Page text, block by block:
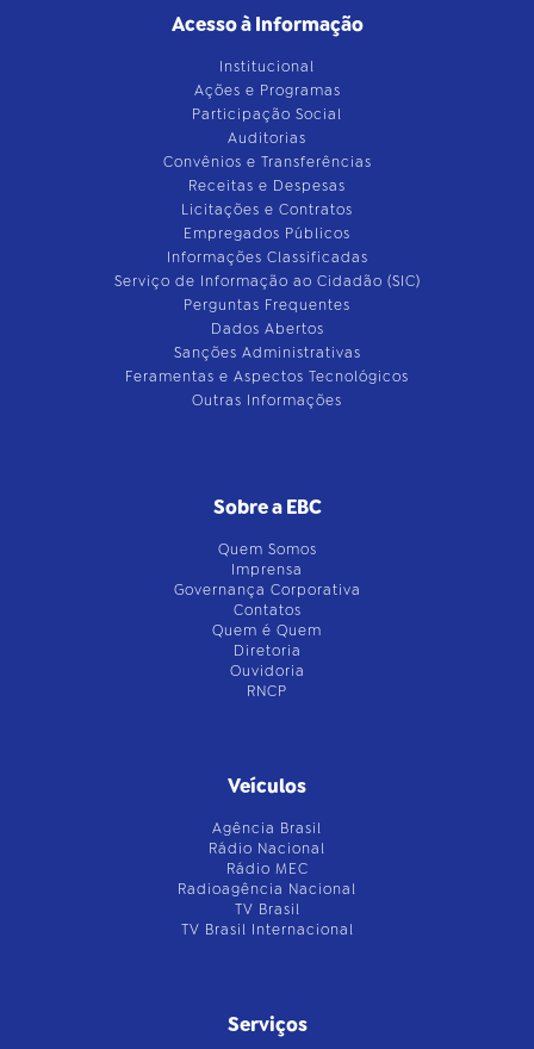
Acesso à Informação
Institucional
Ações e Programas
Participação Social
Auditorias
Convênios e Transferências
Receitas e Despesas
Licitações e Contratos
Empregados Públicos
Informações Classificadas
Serviço de Informação ao Cidadão (SIC)
Perguntas Frequentes
Dados Abertos
Sanções Administrativas
Feramentas e Aspectos Tecnológicos
Outras Informações
Sobre a EBC
Quem Somos
Imprensa
Governança Corporativa
Contatos
Quem é Quem
Diretoria
Ouvidoria
RNCP
Veículos
Agência Brasil
Rádio Nacional
Rádio MEC
Radioagência Nacional
TV Brasil
TV Brasil Internacional
Serviços